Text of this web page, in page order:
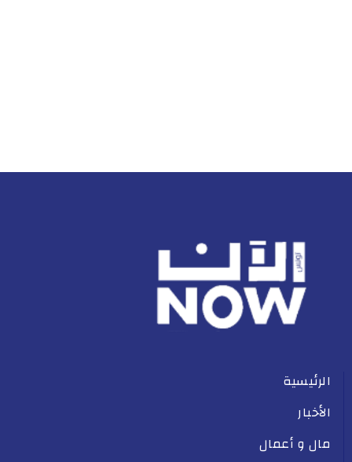
الرئيسية
الأخبار
مال و أعمال